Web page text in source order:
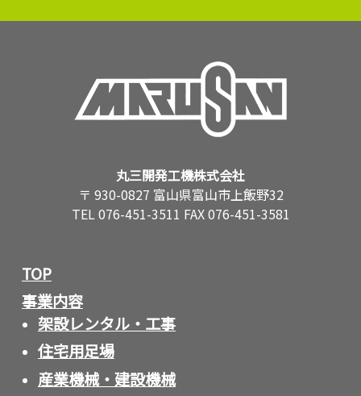
丸三開発工機株式会社
〒 930-0827 富山県富山市上飯野32
TEL 076-451-3511 FAX 076-451-3581
TOP
事業内容
架設レンタル・工事
住宅用足場
産業機械・建設機械